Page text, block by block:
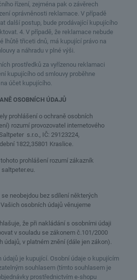
řízení, zejména pak o závěrech
oprávněnosti reklamace. V případě
další postup, bude prodávající kupujícího
4. V případě, že reklamace nebude
lhůtě třiceti dnů, má kupující právo na
a náhradu v plné výši.
prostředků za vyřízenou reklamaci
kupujícího od smlouvy proběhne
účet kupujícího.
OSOBNÍCH ÚDAJŮ
prohlášení o ochraně osobních
rozumí provozovatel internetového
s.r.o., IČ: 29123224,
1822,35801 Kraslice.
prohlášení rozumí zákazník
neobejdou bez sdílení některých
osobních údajů věnujeme
že při nakládání s osobními údaji
v souladu se zákonem č.101/2000
údajů, v platném znění (dále jen zákon).
údajů je kupující. Osobní údaje o kupujícím
souhlasem (tímto souhlasem je
prostřednictvím e-shopu